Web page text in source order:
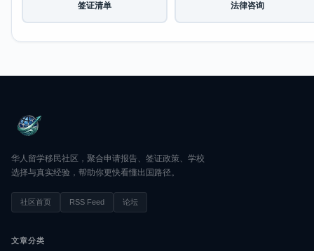
签证清单 法律咨询
华人留学移民社区，聚合申请报告、签证政策、学校
选择与真实经验，帮助你更快看懂出国路径。
社区首页 RSS Feed 论坛
文章分类